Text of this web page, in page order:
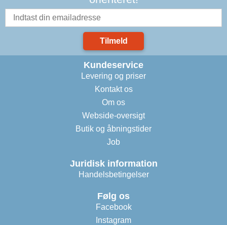
Tilmeld
Kundeservice
Levering og priser
Kontakt os
Om os
Webside-oversigt
Butik og åbningstider
Job
Juridisk information
Handelsbetingelser
Følg os
Facebook
Instagram